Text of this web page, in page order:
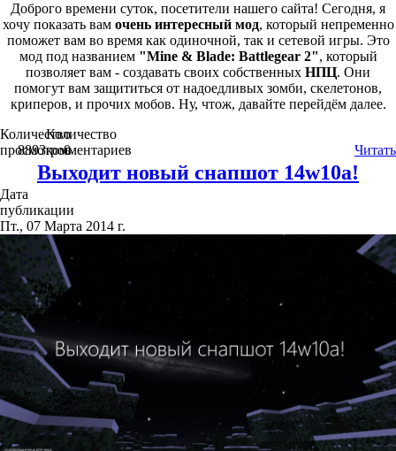
Доброго времени суток, посетители нашего сайта! Сегодня, я
хочу показать вам очень интересный мод, который непременно
поможет вам во время как одиночной, так и сетевой игры. Это
мод под названием "Mine & Blade: Battlegear 2", который
позволяет вам - создавать своих собственных HПЦ. Они
помогут вам защититься от надоедливых зомби, скелетонов,
криперов, и прочих мобов. Ну, чтож, давайте перейдём далее.
Количество
просмотров
8893
Количество
комментариев
0 Читать
Выходит новый снапшот 14w10a!
Дата
публикации
Пт., 07 Марта 2014 г.